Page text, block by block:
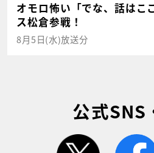
オモロ怖い「でな、話はこ
ス松倉参戦！
8月5日(水)放送分
公式SNS
twitter